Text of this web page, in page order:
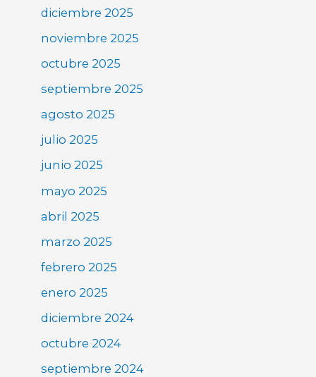
diciembre 2025
noviembre 2025
octubre 2025
septiembre 2025
agosto 2025
julio 2025
junio 2025
mayo 2025
abril 2025
marzo 2025
febrero 2025
enero 2025
diciembre 2024
octubre 2024
septiembre 2024